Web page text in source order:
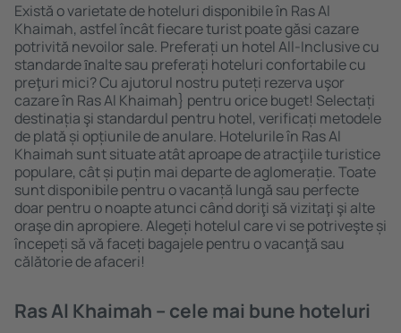
Există o varietate de hoteluri disponibile în Ras Al
Khaimah, astfel încât fiecare turist poate găsi cazare
potrivită nevoilor sale. Preferați un hotel All-Inclusive cu
standarde ȋnalte sau preferați hoteluri confortabile cu
preţuri mici? Cu ajutorul nostru puteți rezerva uşor
cazare în Ras Al Khaimah} pentru orice buget! Selectați
destinația şi standardul pentru hotel, verificați metodele
de plată și opțiunile de anulare. Hotelurile în Ras Al
Khaimah sunt situate atât aproape de atracţiile turistice
populare, cât și puțin mai departe de aglomerație. Toate
sunt disponibile pentru o vacanță lungă sau perfecte
doar pentru o noapte atunci când doriţi să vizitaţi şi alte
oraşe din apropiere. Alegeți hotelul care vi se potriveşte și
începeți să vă faceți bagajele pentru o vacanţă sau
călătorie de afaceri!
Ras Al Khaimah – cele mai bune hoteluri